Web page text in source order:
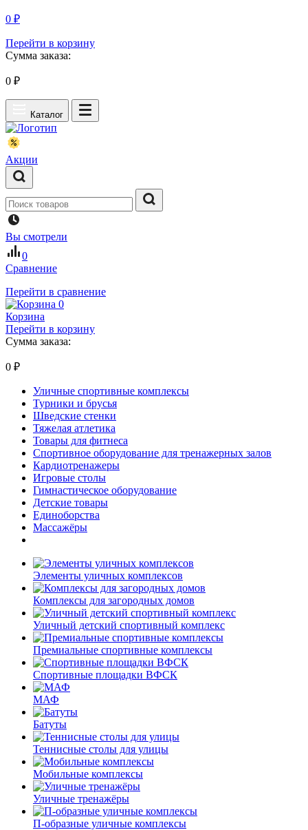
0 ₽
Перейти в корзину
Сумма заказа:
0 ₽
Каталог
Акции
Вы смотрели
0
Сравнение
Перейти в сравнение
0
Корзина
Перейти в корзину
Сумма заказа:
0 ₽
Уличные спортивные комплексы
Турники и брусья
Шведские стенки
Тяжелая атлетика
Товары для фитнеса
Спортивное оборудование для тренажерных залов
Кардиотренажеры
Игровые столы
Гимнастическое оборудование
Детские товары
Единоборства
Массажёры
Элементы уличных комплексов
Комплексы для загородных домов
Уличный детский спортивный комплекс
Премиальные спортивные комплексы
Спортивные площадки ВФСК
МАФ
Батуты
Теннисные столы для улицы
Мобильные комплексы
Уличные тренажёры
П-образные уличные комплексы